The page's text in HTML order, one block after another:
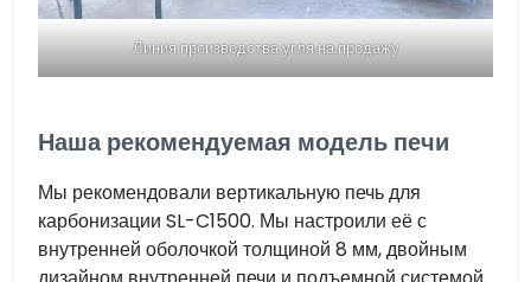
Линия производства угля на продажу
Наша рекомендуемая модель печи
Мы рекомендовали вертикальную печь для
карбонизации SL-C1500. Мы настроили её с
внутренней оболочкой толщиной 8 мм, двойным